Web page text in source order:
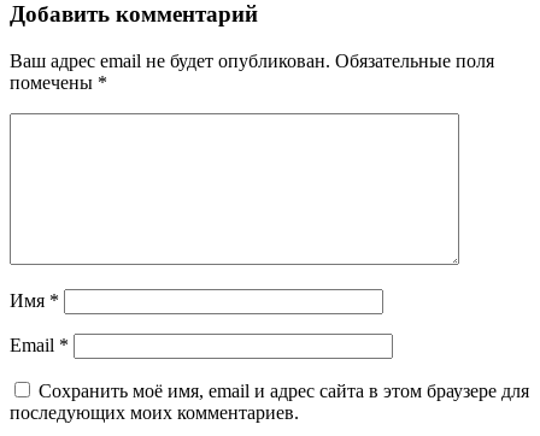
Добавить комментарий
Ваш адрес email не будет опубликован. Обязательные поля
помечены *
Имя *
Email *
Сохранить моё имя, email и адрес сайта в этом браузере для
последующих моих комментариев.